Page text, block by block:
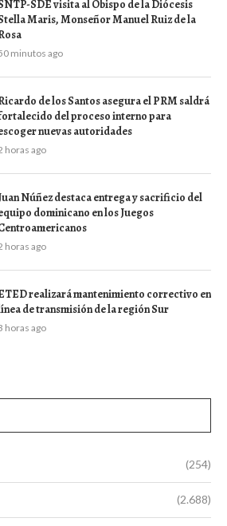
SDE visita al Obispo de la Diócesis
Maris, Monseñor Manuel Ruiz de la
minutos ago
de los Santos asegura el PRM saldrá
del proceso interno para
nuevas autoridades
horas ago
Núñez destaca entrega y sacrificio del
dominicano en los Juegos
horas ago
realizará mantenimiento correctivo en
de transmisión de la región Sur
horas ago
(254)
(2.688)